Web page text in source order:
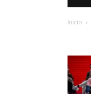
Inicio